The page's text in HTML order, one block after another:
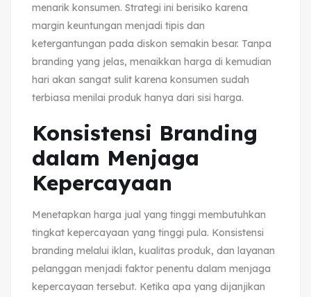
menarik konsumen. Strategi ini berisiko karena
margin keuntungan menjadi tipis dan
ketergantungan pada diskon semakin besar. Tanpa
branding yang jelas, menaikkan harga di kemudian
hari akan sangat sulit karena konsumen sudah
terbiasa menilai produk hanya dari sisi harga.
Konsistensi Branding
dalam Menjaga
Kepercayaan
Menetapkan harga jual yang tinggi membutuhkan
tingkat kepercayaan yang tinggi pula. Konsistensi
branding melalui iklan, kualitas produk, dan layanan
pelanggan menjadi faktor penentu dalam menjaga
kepercayaan tersebut. Ketika apa yang dijanjikan